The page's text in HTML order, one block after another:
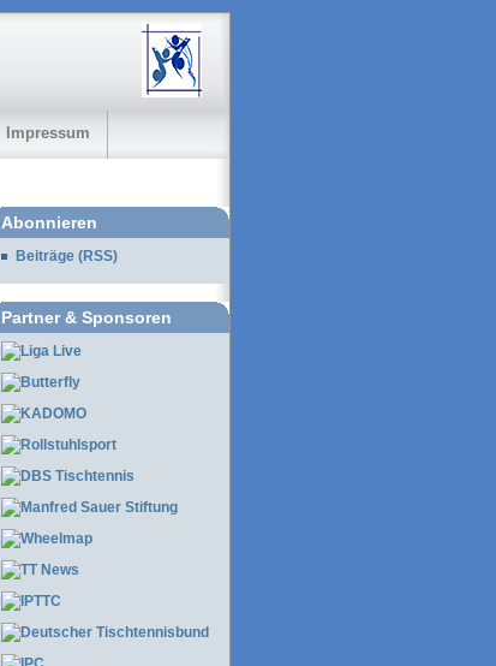
Impressum
Abonnieren
Beiträge (RSS)
Partner & Sponsoren